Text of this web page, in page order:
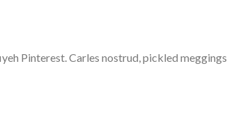
Pinterest. Carles nostrud, pickled meggings